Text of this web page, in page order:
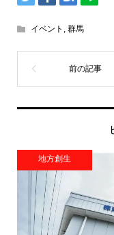
イベント 群馬
地方創生